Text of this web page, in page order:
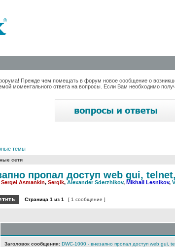
Прежде чем помещать в форум новое сообщение о
моментального ответа на вопросы. Если Вам необходимо
темы
сети
пропал доступ web gui,
Sergei Asmankin, Sergik,Alexander Sderzhikov, Mikhail Lesnikov,
Страница 1 из 1 [ 1 сообщение ]
Заголовок сообщения: DWC-1000 - внезапно пропал доступ web gui,